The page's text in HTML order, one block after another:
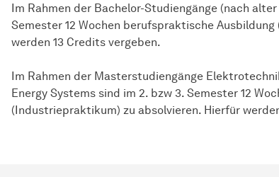
Im Rahmen der Bachelor-Studiengänge (nach
Semester 12 Wochen berufspraktische
werden 13 Credits vergeben.
Im Rahmen der Masterstudiengänge
Energy Systems sind im 2. bzw 3. Semester 12
(Industriepraktikum) zu absolvieren. Hierfür